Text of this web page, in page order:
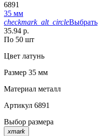
6891
35 мм
checkmark_alt_circleВыбрать
35.94 р.
По 50 шт
Цвет латунь
Размер 35 мм
Материал металл
Артикул 6891
Выбор размера
xmark